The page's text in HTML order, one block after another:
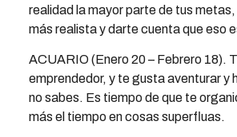
realidad la mayor parte de tus
más realista y darte cuenta que eso
ACUARIO (Enero 20 – Febrero 18).
emprendedor, y te gusta aventurar y
no sabes. Es tiempo de que te
más el tiempo en cosas superfluas.